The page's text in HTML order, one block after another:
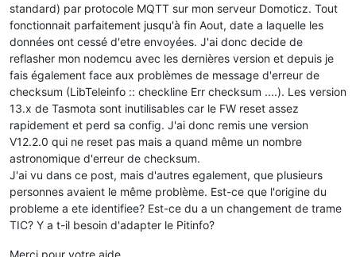
standard) par protocole MQTT sur mon serveur Domoticz. Tout
fonctionnait parfaitement jusqu'à fin Aout, date a laquelle les
données ont cessé d'etre envoyées. J'ai donc decide de
reflasher mon nodemcu avec les dernières version et depuis je
fais également face aux problèmes de message d'erreur de
checksum (LibTeleinfo :: checkline Err checksum ....). Les version
13.x de Tasmota sont inutilisables car le FW reset assez
rapidement et perd sa config. J'ai donc remis une version
V12.2.0 qui ne reset pas mais a quand même un nombre
astronomique d'erreur de checksum.
J'ai vu dans ce post, mais d'autres egalement, que plusieurs
personnes avaient le même problème. Est-ce que l'origine du
probleme a ete identifiee? Est-ce du a un changement de trame
TIC? Y a t-il besoin d'adapter le Pitinfo?
Merci pour votre aide